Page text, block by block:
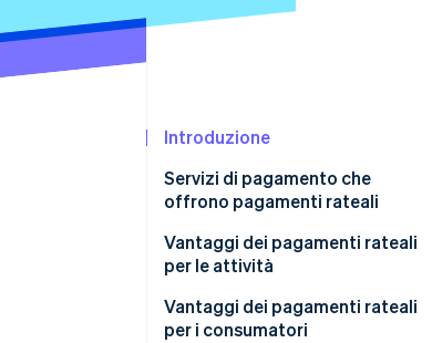
Introduzione
Servizi di pagamento che
offrono pagamenti rateali
Vantaggi dei pagamenti rateali
per le attività
Accesso a nuovi target
demografici
Vantaggi dei pagamenti rateali
per i consumatori